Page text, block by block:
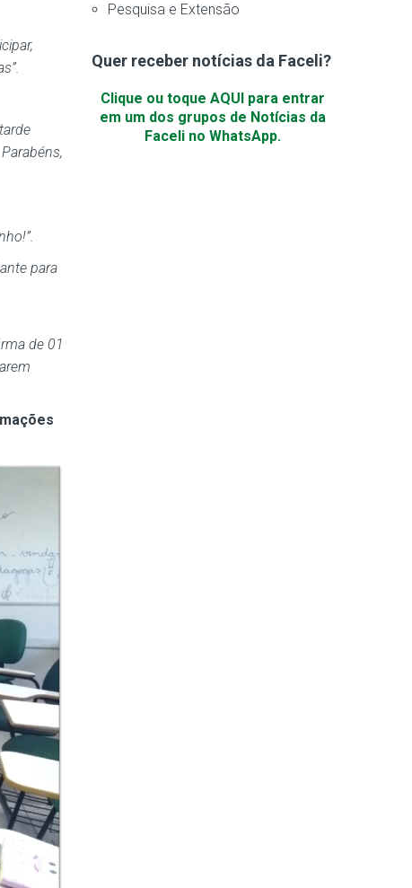
para
de 01
Pesquisa e Extensão
Quer receber notícias da Faceli?
Clique ou toque AQUI para entrar
em um dos grupos de Notícias da
Faceli no WhatsApp.